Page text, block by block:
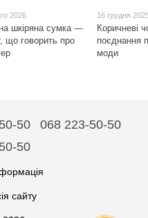
2026
шкіряна сумка —
що говорить про
16 грудня
Коричневі
поєднання
моди
50
068 223-50-50
50
сайту